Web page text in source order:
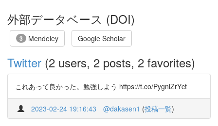
外部データベース (DOI)
3 Mendeley Google Scholar
Twitter (2 users, 2 posts, 2 favorites)
これあって良かった。勉強しよう https://t.co/PygniZrYct
2023-02-24 19:16:43 @dakasen1 (投稿一覧)